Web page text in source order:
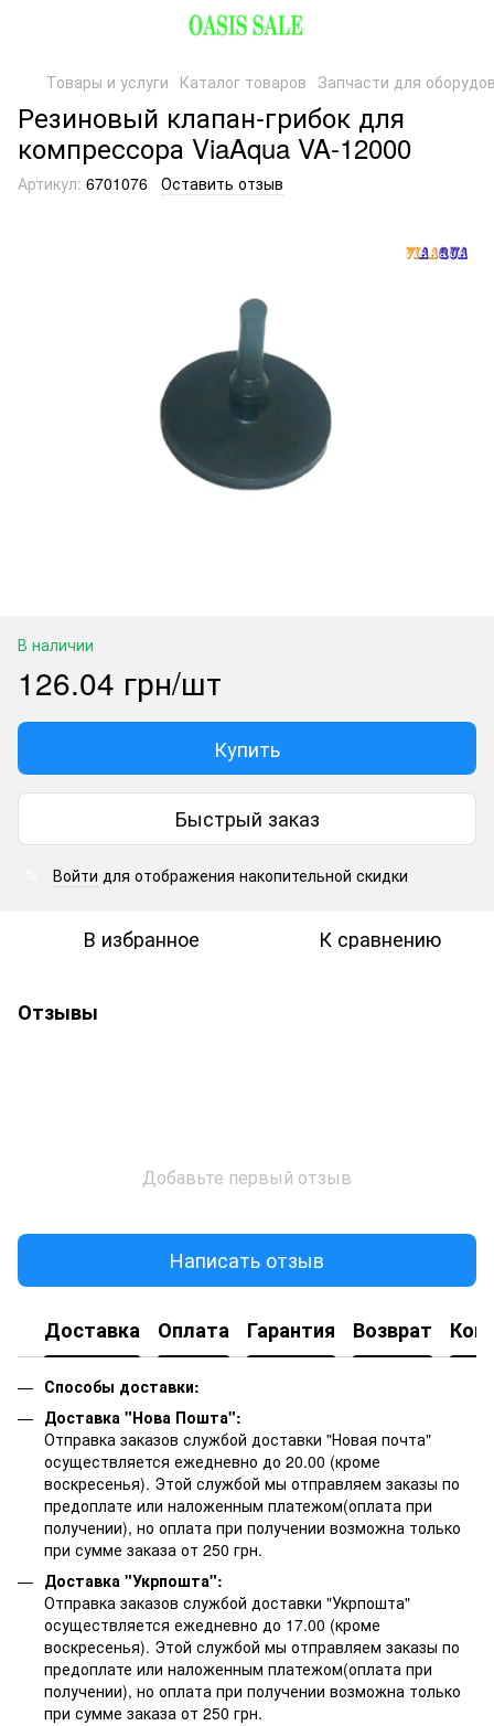
Товары и услуги Каталог товаров Запчасти для
Резиновый клапан-грибок для
компрессора ViaAqua VA-12000
Артикул: 6701076 Оставить отзыв
В наличии
126.04 грн/шт
Купить
Быстрый заказ
Войти для отображения накопительной скидки
В избранное К сравнению
Отзывы
Добавьте первый отзыв
Написать отзыв
Доставка Оплата Гарантия Возврат
Способы доставки:
Доставка "Нова Пошта":
Отправка заказов службой доставки "Новая почта"
осуществляется ежедневно до 20.00 (кроме
воскресенья). Этой службой мы отправляем заказы по
предоплате или наложенным платежом(оплата при
получении), но оплата при получении возможна только
при сумме заказа от 250 грн.
Доставка "Укрпошта":
Отправка заказов службой доставки "Укрпошта"
осуществляется ежедневно до 17.00 (кроме
воскресенья). Этой службой мы отправляем заказы по
предоплате или наложенным платежом(оплата при
получении), но оплата при получении возможна только
при сумме заказа от 250 грн.